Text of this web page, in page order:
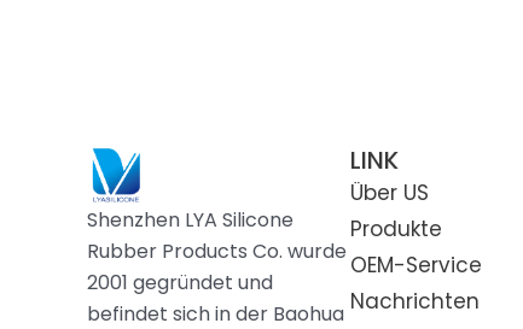
Shenzhen LYA Silicone
Rubber Products Co. wurde
2001 gegründet und
befindet sich in der Baohua
LINK
Über US
Produkte
OEM-Service
Nachrichten